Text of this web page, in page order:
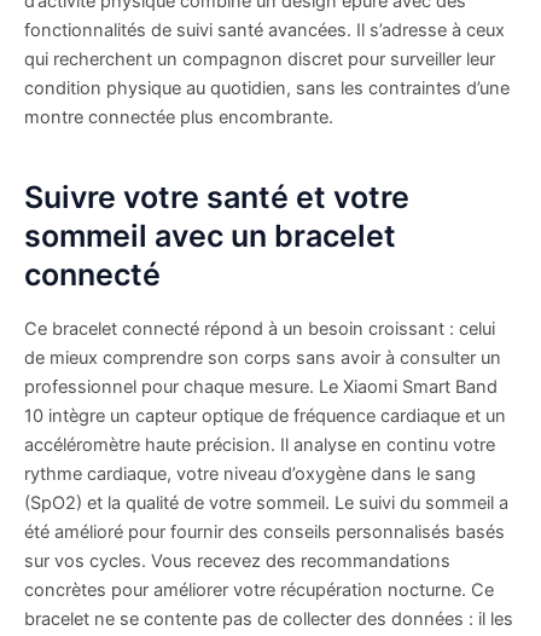
fonctionnalités de suivi santé avancées. Il s’adresse à ceux
qui recherchent un compagnon discret pour surveiller leur
condition physique au quotidien, sans les contraintes d’une
montre connectée plus encombrante.
Suivre votre santé et votre
sommeil avec un bracelet
connecté
Ce bracelet connecté répond à un besoin croissant : celui
de mieux comprendre son corps sans avoir à consulter un
professionnel pour chaque mesure. Le Xiaomi Smart Band
10 intègre un capteur optique de fréquence cardiaque et un
accéléromètre haute précision. Il analyse en continu votre
rythme cardiaque, votre niveau d’oxygène dans le sang
(SpO2) et la qualité de votre sommeil. Le suivi du sommeil a
été amélioré pour fournir des conseils personnalisés basés
sur vos cycles. Vous recevez des recommandations
concrètes pour améliorer votre récupération nocturne. Ce
bracelet ne se contente pas de collecter des données : il les